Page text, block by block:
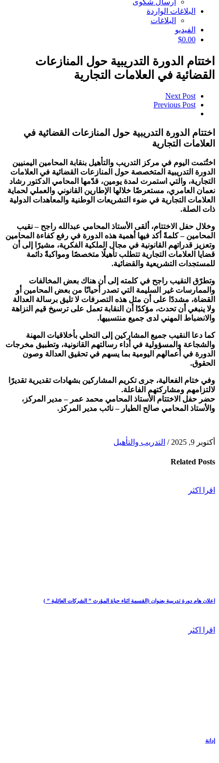
ارسال شكوى
البلاغات الواردة
البلاغات
الفيديو
$0.00
اختتام الدورة التدريبية حول المنازعات
القضائية في العلامات التجارية
Next Post
Previous Post
اختتام الدورة التدريبية حول المنازعات القضائية في
العلامات التجارية
اختُتمت اليوم في مركز التدريب والتأهيل بنقابة المحامين اليمنيين
الدورة التدريبية المتخصصة حول المنازعات القضائية في العلامات
التجارية، والتي استمرت لمدة يومين، قدّمها المحامي الدكتور رشاد
نعمان العامري، مستعرضًا خلالها الإطارين القانوني والعملي لحماية
العلامات التجارية في ضوء التشريعات الوطنية والمعاهدات الدولية
ذات الصلة.
وخلال حفل الاختتام، ألقى الأستاذ المحامي عبدالله راجح – نقيب
المحامين – كلمةً أكد فيها أهمية هذه الدورة في رفع كفاءة المحامين
وتعزيز قدراتهم القانونية في مجال الملكية الفكرية، مشيرًا إلى أن
قضايا العلامات التجارية تتطلب تأهيلًا متخصصًا ومواكبةً دائمة
للمستجدات التشريعية والقضائية.
وتطرّق النقيب راجح في كلمته إلى أن هناك بعض المخالفات
والممارسات غير السليمة التي تصدر أحيانًا من بعض المحامين أو
القضاة، مشددًا على أن مثل هذه التصرفات لا تليق برسالة العدالة
ولا ينبغي أن تحدث، مؤكدًا أن النقابة تعمل على ترسيخ قيم النزاهة
والانضباط المهني لدى جميع منتسبيها.
كما دعا النقيب جميع المشاركين إلى التحلي بأخلاقيات المهنة
والشجاعة والمسؤولية في أداء رسالتهم القانونية، وتطبيق مخرجات
الدورة في أعمالهم اليومية بما يسهم في تحقيق العدالة وصون
الحقوق.
وفي ختام الفعالية، جرى تكريم المشاركين بشهادات تقديرية تقديرًا
لالتزامهم ومشاركتهم الفاعلة.
حضر حفل الاختتام الأستاذ المحامي محمد عمر – مدير المركز،
والأستاذ المحامي صالح الطيار – نائب مدير المركز.
أكتوبر 9, 2025 / التدريب والتأهيل
Related Posts
اقرا اكثر
اعلان هام دورة تدريبية بعنوان (القسمة اثناء حياة المؤرث ” الشركات العائلية ” )
اقرا اكثر
إدانة